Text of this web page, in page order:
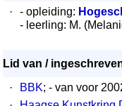
·
- opleiding:
- leerling: M.
Lid van /
·
BBK; - van voor